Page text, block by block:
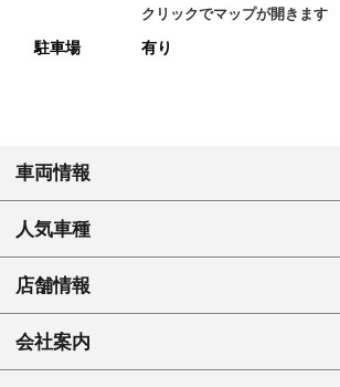
クリックでマップが開きます
駐車場 有り
車両情報
人気車種
店舗情報
会社案内